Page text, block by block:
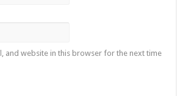
and website in this browser for the next time